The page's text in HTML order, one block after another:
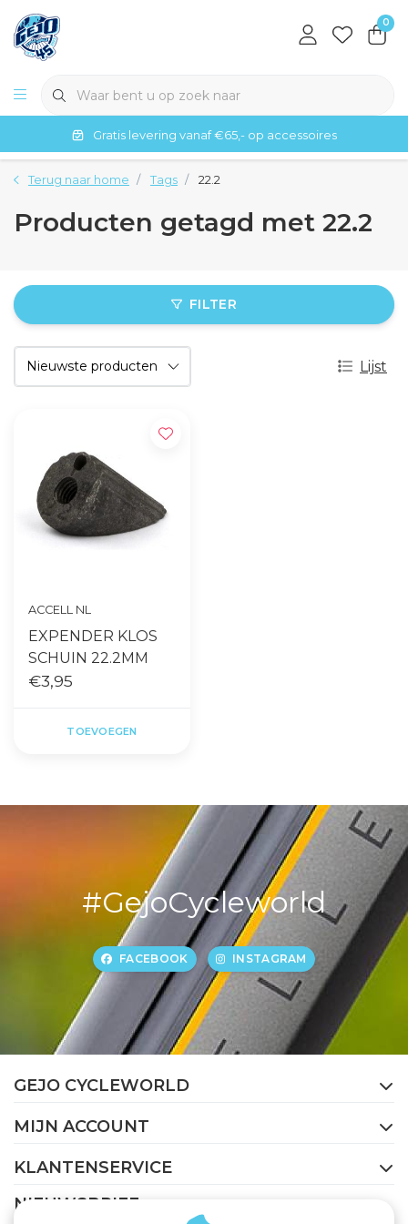
0
Gratis levering vanaf €65,- op accessoires
Terug naar home Tags 22.2
Producten getagd met 22.2
FILTER
Lijst
ACCELL NL
EXPENDER KLOS
SCHUIN 22.2MM
€3,95
TOEVOEGEN
#GejoCycleworld
FACEBOOK INSTAGRAM
GEJO CYCLEWORLD
MIJN ACCOUNT
KLANTENSERVICE
NIEUWSBRIEF